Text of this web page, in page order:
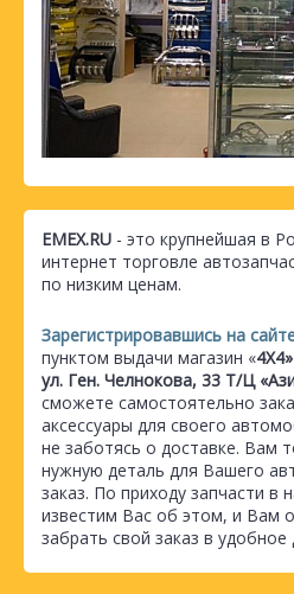
EMEX.RU - это крупнейшая в
интернет торговле
по низким ценам.
Зарегистрировавшись на
пунктом выдачи магазин «
ул. Ген. Челнокова, 33 Т/Ц
сможете самостоятельно
аксессуары для своего
не заботясь о доставке. Вам
нужную деталь для Вашего
заказ. По приходу запчасти в
известим Вас об этом, и Вам
забрать свой заказ в